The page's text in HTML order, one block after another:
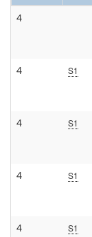
4
4 S1
4 S1
4 S1
4 S1